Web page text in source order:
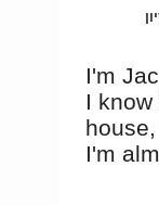
I'm
I
I'm